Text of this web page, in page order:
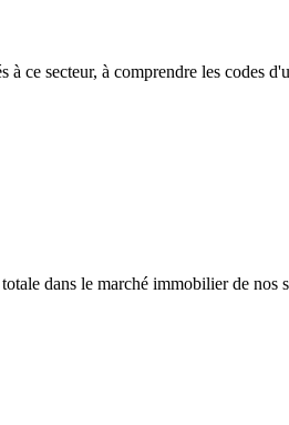
ce secteur, à comprendre les codes
dans le marché immobilier de